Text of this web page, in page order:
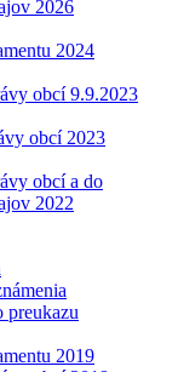
2026
2024
obcí 9.9.2023
obcí 2023
obcí a do
2022
preukazu
2019